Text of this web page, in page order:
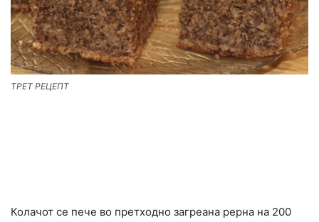
ТРЕТ РЕЦЕПТ
Колачот се пече во претходно загреана рерна на 200